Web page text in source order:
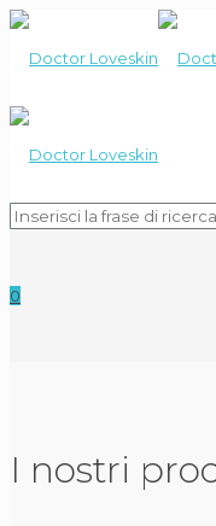
0
I nostri